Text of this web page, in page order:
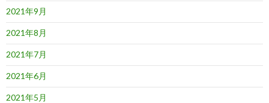
2021年9月
2021年8月
2021年7月
2021年6月
2021年5月